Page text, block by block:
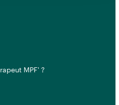
MPF' ?